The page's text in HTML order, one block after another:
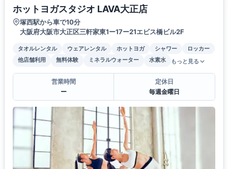
ホットヨガスタジオ LAVA大正店
塚西駅から車で10分
大阪府大阪市大正区三軒家東1ー17ー21エビス橋ビル2F
タオルレンタル ウェアレンタル ホットヨガ シャワー
ロッカー
他店舗利用
無料体験 ミネラルウォーター 水素水 もっと見る
営業時間
ー
定休日
毎週金曜日